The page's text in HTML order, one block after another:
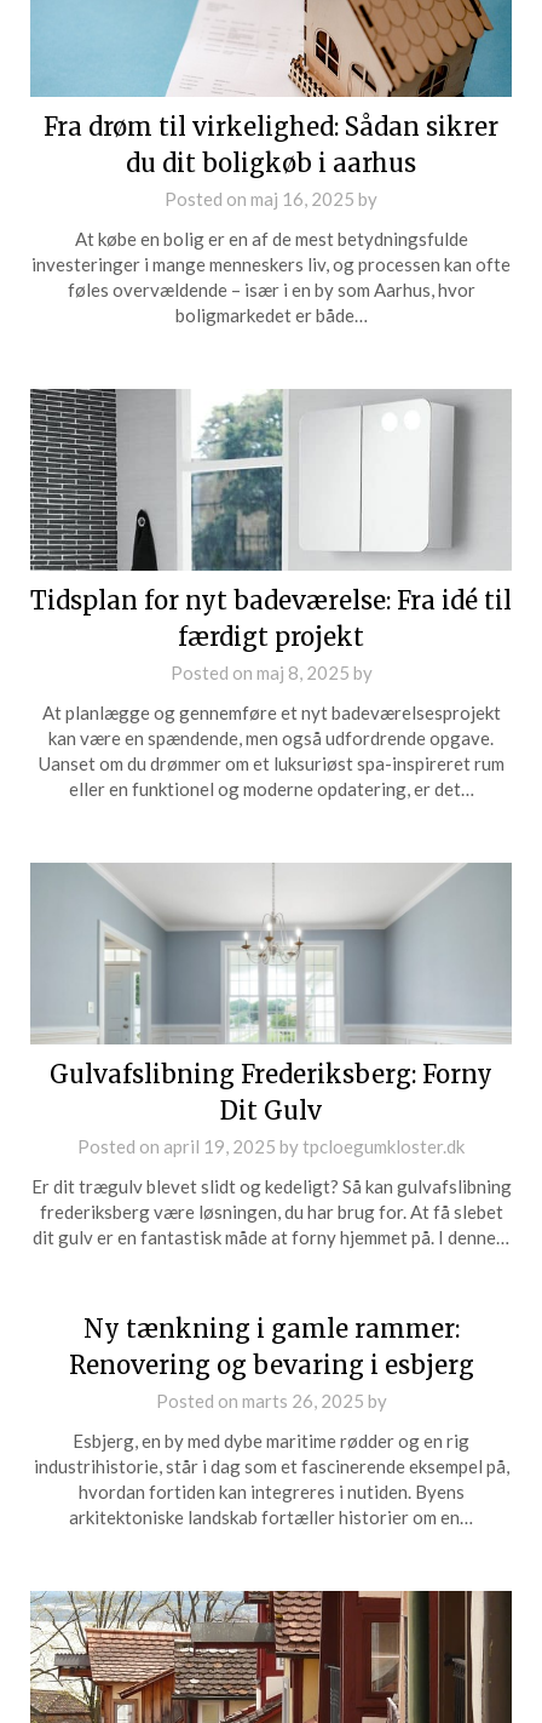
Fra drøm til virkelighed: Sådan sikrer
du dit boligkøb i aarhus
Posted on maj 16, 2025 by
At købe en bolig er en af de mest betydningsfulde
investeringer i mange menneskers liv, og processen kan ofte
føles overvældende – især i en by som Aarhus, hvor
boligmarkedet er både…
Tidsplan for nyt badeværelse: Fra idé til
færdigt projekt
Posted on maj 8, 2025 by
At planlægge og gennemføre et nyt badeværelsesprojekt
kan være en spændende, men også udfordrende opgave.
Uanset om du drømmer om et luksuriøst spa-inspireret rum
eller en funktionel og moderne opdatering, er det…
Gulvafslibning Frederiksberg: Forny
Dit Gulv
Posted on april 19, 2025 bytpcloegumkloster.dk
Er dit trægulv blevet slidt og kedeligt? Så kan gulvafslibning
frederiksberg være løsningen, du har brug for. At få slebet
dit gulv er en fantastisk måde at forny hjemmet på. I denne…
Ny tænkning i gamle rammer:
Renovering og bevaring i esbjerg
Posted on marts 26, 2025 by
Esbjerg, en by med dybe maritime rødder og en rig
industrihistorie, står i dag som et fascinerende eksempel på,
hvordan fortiden kan integreres i nutiden. Byens
arkitektoniske landskab fortæller historier om en…